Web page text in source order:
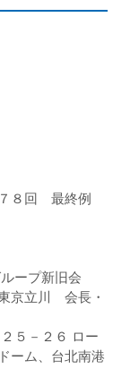
８回 最終例
ープ新旧会
京立川 会長・
５－２６ ロー
ーム、台北南港